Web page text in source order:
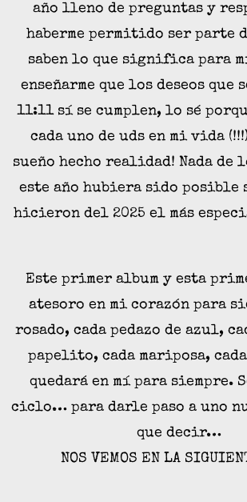
año lleno de preguntas y
haberme permitido ser parte
saben lo que significa para
enseñarme que los deseos que
11:11 sí se cumplen, lo sé
cada uno de uds en mi vida
sueño hecho realidad! Nada de
este año hubiera sido posible
hicieron del 2025 el más
Este primer album y esta
atesoro en mi corazón para
rosado, cada pedazo de azul,
papelito, cada mariposa,
quedará en mí para siempre.
ciclo… para darle paso a uno
que decir…
NOS VEMOS EN LA